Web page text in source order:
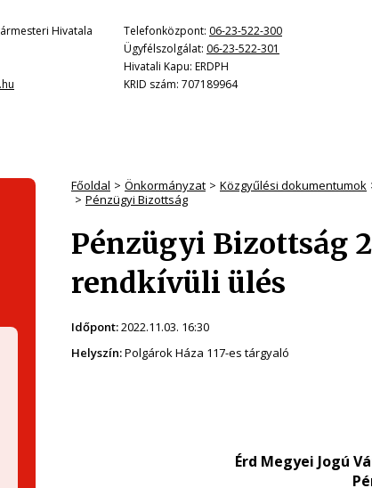
Hivatala
Telefonközpont: 06-23-522-300
Ügyfélszolgálat: 06-23-522-301
Hivatali Kapu: ERDPH
KRID szám: 707189964
Főoldal Önkormányzat Közgyűlési dokumentumok
Pénzügyi Bizottság
Pénzügyi Bizottság
rendkívüli ülés
Időpont:2022.11.03. 16:30
Helyszín:Polgárok Háza 117-es tárgyaló
Érd Megyei Jogú